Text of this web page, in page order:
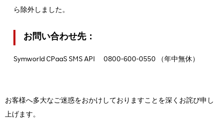
ら除外しました。
お問い合わせ先：
Symworld CPaaS SMS API 0800-600-0550 （年中無休）
お客様へ多大なご迷惑をおかけしておりますことを深くお詫び申し
上げます。